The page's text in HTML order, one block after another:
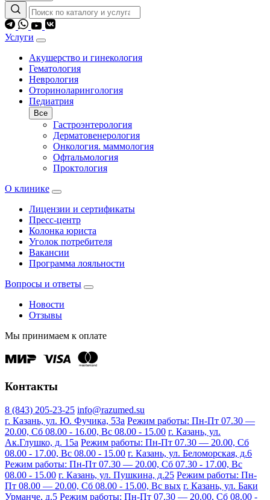
Услуги
Акушерство и гинекология
Гематология
Неврология
Оториноларингология
Педиатрия
Все
Гастроэнтерология
Дерматовенерология
Онкология. маммология
Офтальмология
Проктология
О клинике
Лицензии и сертификаты
Пресс-центр
Колонка юриста
Уголок потребителя
Вакансии
Программа лояльности
Вопросы и ответы
Новости
Отзывы
Мы принимаем к оплате
Контакты
8 (843) 205-23-25 info@razumed.su
г. Казань, ул. Ю. Фучика, 53а Режим работы: Пн-Пт 07.30 —
20.00, Сб 08.00 - 16.00, Вс 08.00 - 15.00 г. Казань, ул.
Ак.Глушко, д. 15а Режим работы: Пн-Пт 07.30 — 20.00, Сб
08.00 - 17.00, Вс 08.00 - 15.00 г. Казань, ул. Беломорская, д.6
Режим работы: Пн-Пт 07.30 — 20.00, Сб 07.30 - 17.00, Вс
08.00 - 15.00 г. Казань, ул. Пушкина, д.25 Режим работы: Пн-
Пт 08.00 — 20.00, Сб 08.00 - 15.00, Вс вых г. Казань, ул. Баки
Урманче, д.5 Режим работы: Пн-Пт 07.30 — 20.00, Сб 08.00 -